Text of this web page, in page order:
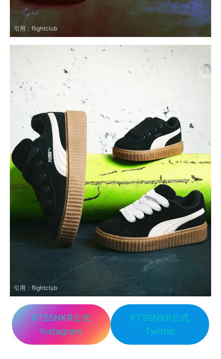
引用： flightclub
引用： flightclub
KTSSNKR公式
Instagram
KTSSNKR公式
Twitter